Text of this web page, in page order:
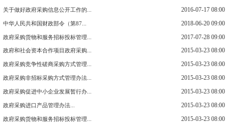
关于做好政府采购信息公开工作的... 2016-07-17 08:00
中华人民共和国财政部令（第87... 2018-06-20 09:00
政府采购货物和服务招标投标管理... 2017-07-28 09:00
政府和社会资本合作项目政府采购... 2015-03-23 08:00
政府采购竞争性磋商采购方式管理... 2015-03-23 08:00
政府采购非招标采购方式管理办法... 2015-03-23 08:00
政府采购促进中小企业发展暂行办... 2015-03-23 08:00
政府采购进口产品管理办法... 2015-03-23 08:00
政府采购货物和服务招标投标管理... 2015-03-23 08:00